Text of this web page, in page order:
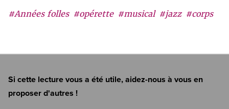
#Années folles #opérette #musical #jazz #corps
Si cette lecture vous a été utile, aidez-nous à vous en
proposer d'autres !